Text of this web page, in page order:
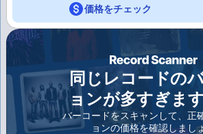
価格をチェック
同じレコードの
ョンが多すぎま
バーコードをスキャンして、正
ョンの価格を確認しまし